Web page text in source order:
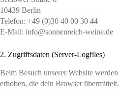
10439 Berlin
Telefon: +49 (0)30 40 00 30 44
E-Mail: info@sonnenreich-weine.de
2. Zugriffsdaten (Server-Logfiles)
Beim Besuch unserer Website
erhoben, die dein Browser